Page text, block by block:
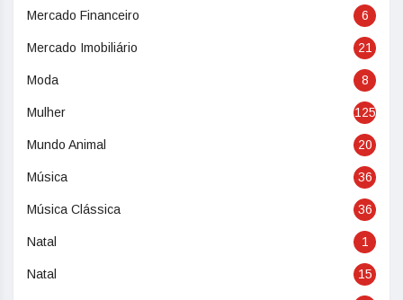
Mercado Financeiro 6
Mercado Imobiliário 21
Moda 8
Mulher 125
Mundo Animal 20
Música 36
Música Clássica 36
Natal 1
Natal 15